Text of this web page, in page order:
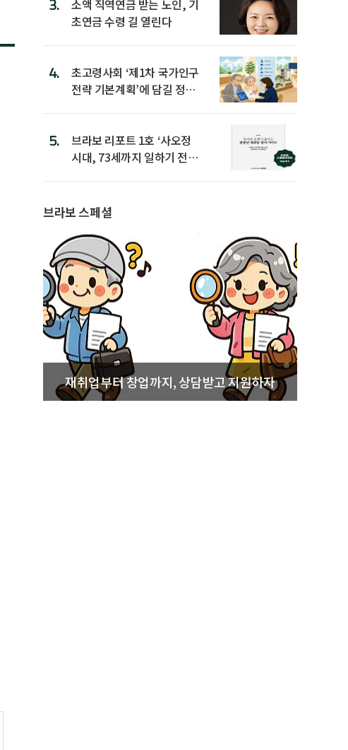
3.
소액 직역연금 받는 노인, 기
초연금 수령 길 열린다
4.
초고령사회 ‘제1차 국가인구
전략 기본계획’에 담길 정책
5.
브라보 리포트 1호 ‘사오정
시대, 73세까지 일하기 전략’
브라보 스페셜
재취업부터 창업까지, 상담받고 지원하자